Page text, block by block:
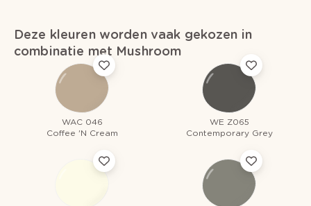
Deze kleuren worden vaak gekozen in
combinatie met Mushroom
WAC 046
Coffee 'N Cream
WE Z065
Contemporary Grey